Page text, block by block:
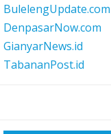
BulelengUpdate.com
DenpasarNow.com
GianyarNews.id
TabananPost.id